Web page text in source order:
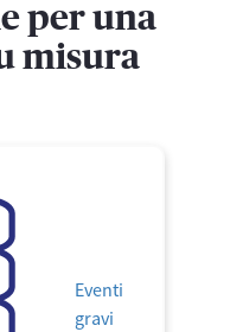
per una
misura
Eventi
gravi